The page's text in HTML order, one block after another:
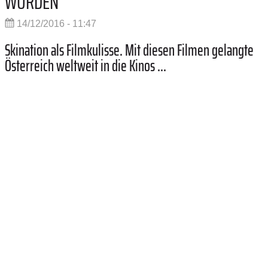
14/12/2016 - 11:47
Skination als Filmkulisse. Mit diesen Filmen gelangte
Österreich weltweit in die Kinos ...